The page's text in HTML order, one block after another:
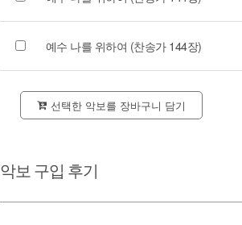
예수 나를 위하여 (찬송가 144장)
선택한 악보를 장바구니 담기
악보 구입 후기